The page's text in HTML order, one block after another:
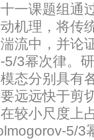
一课题组通
机理，将传
流中，并论
5/3幂次律。
态分别具有
远远快于剪
较小尺度上
5/3